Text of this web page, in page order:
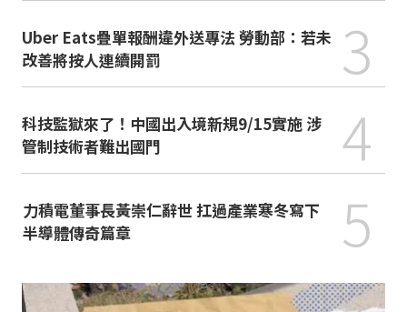
Uber Eats疊單報酬違外送專法 勞動部：若未
改善將按人連續開罰
3
科技監獄來了！中國出入境新規9/15實施 涉
管制技術者難出國門
4
力積電董事長黃崇仁辭世 扛過產業寒冬寫下
半導體傳奇篇章
5